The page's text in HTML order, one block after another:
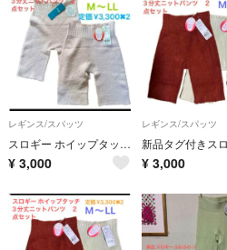
レギンス/スパッツ
スロギー ホイップタッチ 3分丈ニットパンツ ２点セット
¥ 3,000
レギンス/スパッツ
¥ 3,000